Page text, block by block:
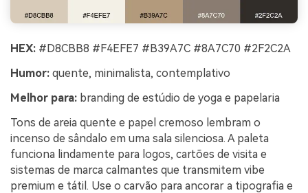
HEX: #D8CBB8 #F4EFE7 #B39A7C #8A7C70 #2F2C2A
Humor: quente, minimalista, contemplativo
Melhor para: branding de estúdio de yoga e papelaria
Tons de areia quente e papel cremoso lembram o
incenso de sândalo em uma sala silenciosa. A paleta
funciona lindamente para logos, cartões de visita e
sistemas de marca calmantes que transmitem vibe
premium e tátil. Use o carvão para ancorar a tipografia e